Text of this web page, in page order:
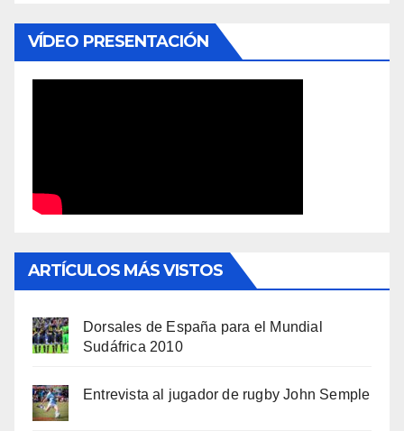
VÍDEO PRESENTACIÓN
ARTÍCULOS MÁS VISTOS
Dorsales de España para el Mundial
Sudáfrica 2010
Entrevista al jugador de rugby John Semple